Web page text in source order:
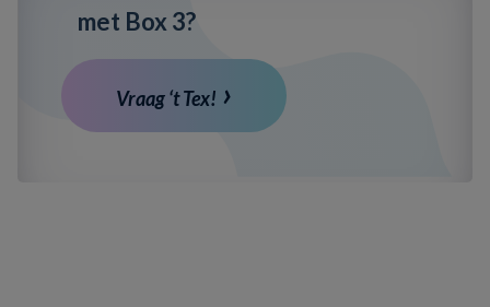
met Box 3?
Vraag ‘t Tex!